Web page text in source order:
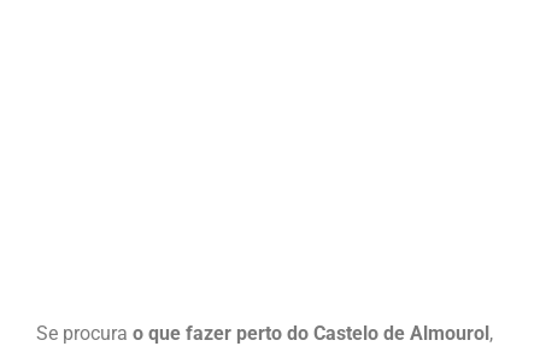
Se procura o que fazer perto do Castelo de Almourol ,